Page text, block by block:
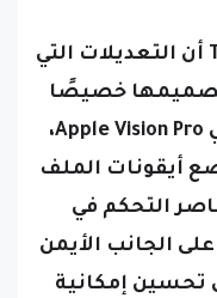
وأبرز الخبراء في وظائف TikTok أن التعديلات التي
تصميمها خصيصًا
لتناسب احتياجات مستخدمي Apple Vision Pro،
أيقونات الملف
التحكم في
الجانب الأيمن
إمكانية